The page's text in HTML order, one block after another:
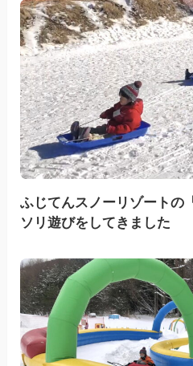
ふじてんスノーリゾートの
ソリ遊びをしてきました